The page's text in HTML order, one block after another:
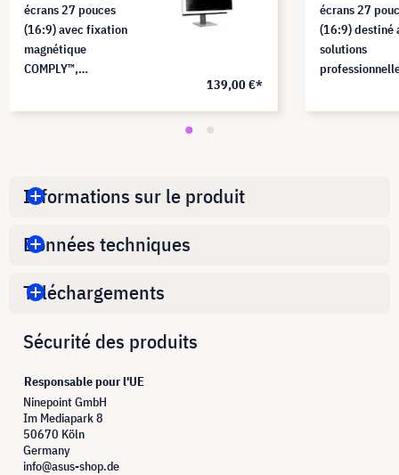
écrans 27 pouces
(16:9) avec fixation
magnétique
COMPLY™,
139,00 €*
écrans 27
(16:9) destiné
solutions
données au
Informations sur le produit
Données techniques
Téléchargements
Sécurité des produits
Responsable pour l'UE
Ninepoint GmbH
Im Mediapark 8
50670 Köln
Germany
info@asus-shop.de